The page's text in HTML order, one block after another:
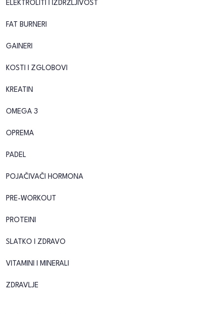
ELEKTROLITI I IZDRŽLJIVOST
FAT BURNERI
GAINERI
KOSTI I ZGLOBOVI
KREATIN
OMEGA 3
OPREMA
PADEL
POJAČIVAČI HORMONA
PRE-WORKOUT
PROTEINI
SLATKO I ZDRAVO
VITAMINI I MINERALI
ZDRAVLJE